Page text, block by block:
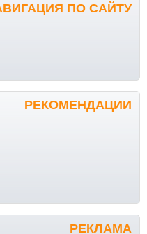
ПО САЙТУ
РЕКОМЕНДАЦИИ
РЕКЛАМА